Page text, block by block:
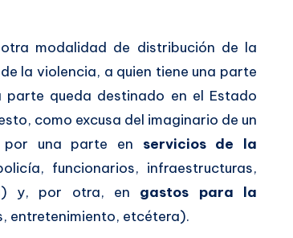
modalidad de distribución de la
la violencia, a quien tiene una parte
queda destinado en el Estado
como excusa del imaginario de un
por una parte en servicios de la
funcionarios, infraestructuras,
y, por otra, en gastos para la
entretenimiento, etcétera).